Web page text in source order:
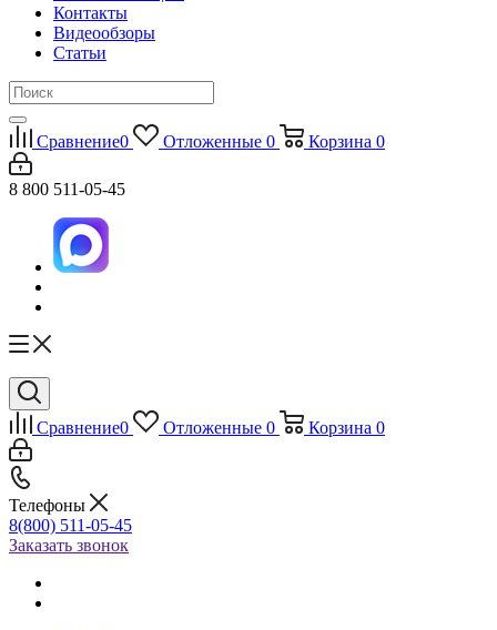
Контакты
Видеообзоры
Статьи
Сравнение0 Отложенные 0 Корзина 0
8 800 511-05-45
Сравнение0 Отложенные 0 Корзина 0
Телефоны
8(800) 511-05-45
Заказать звонок